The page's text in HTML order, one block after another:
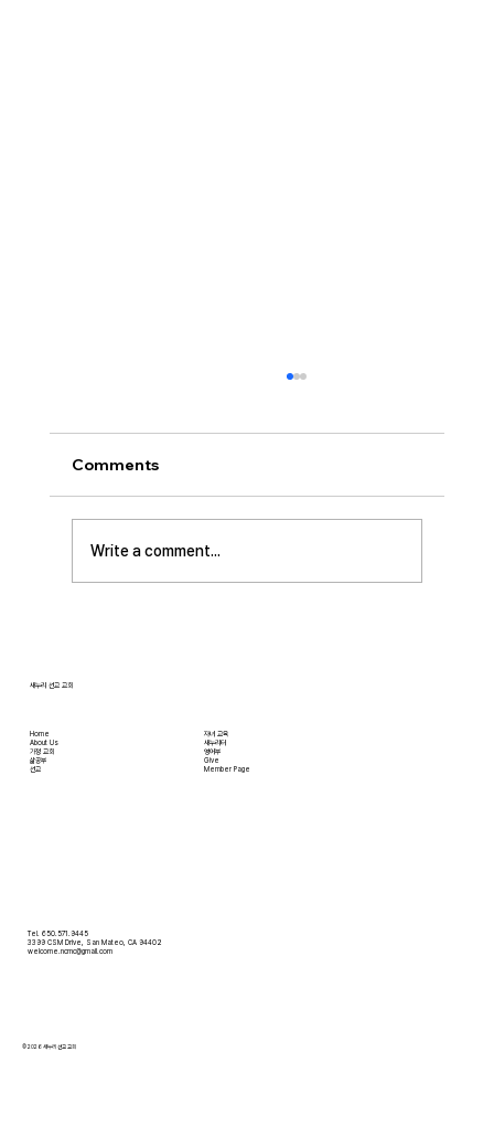
오늘날 성도로서 올바른 신앙생활을 하는 데 걸
림돌이 되는 세 가지가 있습니다. 첫째는 안일주
의입니다. 산업혁명 이후 급속도로 발전한 물질
문명은 우리의 삶을 매우 편리하게 만들어 주었
Comments
Write a comment...
Home
About Us
​가정 교회
​삶공부
​선교
자녀 교육
새누리터
영어부
Give
Member Page
Tel. 650.571.9445
3399 CSM Drive, San Mateo, CA 94402
welcome.ncmc@gmail.com
© 2026 새누리 선교 교회
새누리 선교 교회